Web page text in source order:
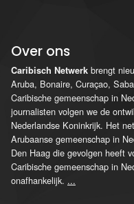
Over ons
Caribisch Netwerk brengt
Aruba, Bonaire, Curaçao,
Caribische gemeenschap in
journalisten volgen we de
Nederlandse Koninkrijk. Het
Arubaanse gemeenschap in
Den Haag die gevolgen heeft
Caribische gemeenschap in
onafhankelijk. ...